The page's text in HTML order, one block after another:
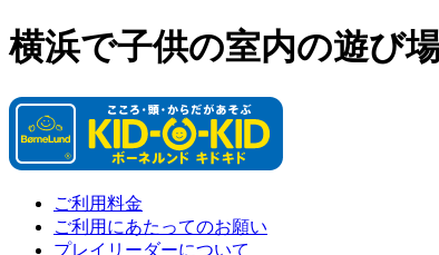
横浜で子供の室内の遊び
ご利用料金
ご利用にあたってのお願い
プレイリーダーについて